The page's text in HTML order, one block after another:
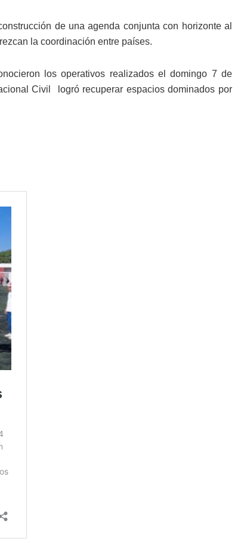
de una agenda conjunta con horizonte al
la coordinación entre países.
los operativos realizados el domingo 7 de
Civil logró recuperar espacios dominados por